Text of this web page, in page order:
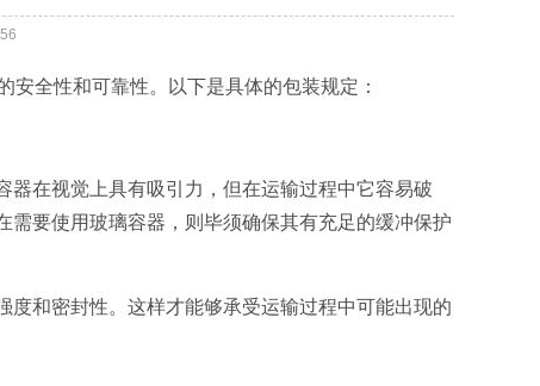
全性和可靠性。以下是具体的包装规定：
器在视觉上具有吸引力，但在运输过程中它容易破
要使用玻璃容器，则毕须确保其有充足的缓冲保护
和密封性。这样才能够承受运输过程中可能出现的